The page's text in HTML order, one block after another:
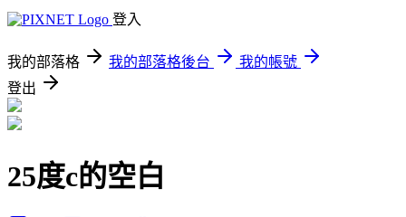
登入
我的部落格 我的部落格後台
我的帳號
登出
25度c的空白